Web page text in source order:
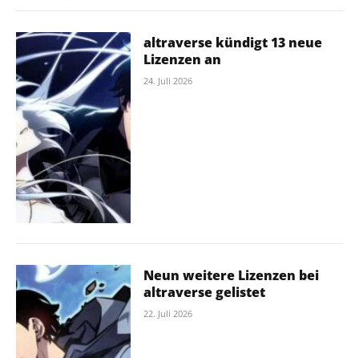
altraverse kündigt 13 neue
Lizenzen an
24. Juli 2026
Neun weitere Lizenzen bei
altraverse gelistet
22. Juli 2026